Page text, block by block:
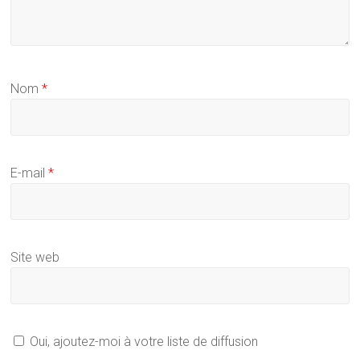
Nom*
E-mail*
Site web
Oui, ajoutez-moi à votre liste de diffusion